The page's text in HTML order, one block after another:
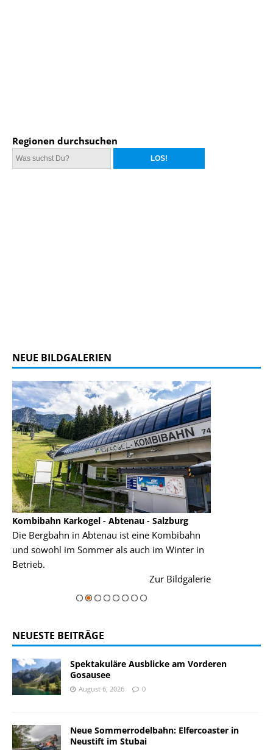
Regionen durchsuchen
NEUE BILDGALERIEN
Kombibahn Karkogel - Abtenau - Salzburg
Die Bergbahn in Abtenau ist eine Kombibahn
und sowohl im Sommer als auch im Winter in
Betrieb.
Zur Bildgalerie
NEUESTE BEITRÄGE
Spektakuläre Ausblicke am Vorderen
Gosausee
August 6, 2026 0
Neue Sommerrodelbahn: Elfercoaster in
Neustift im Stubai